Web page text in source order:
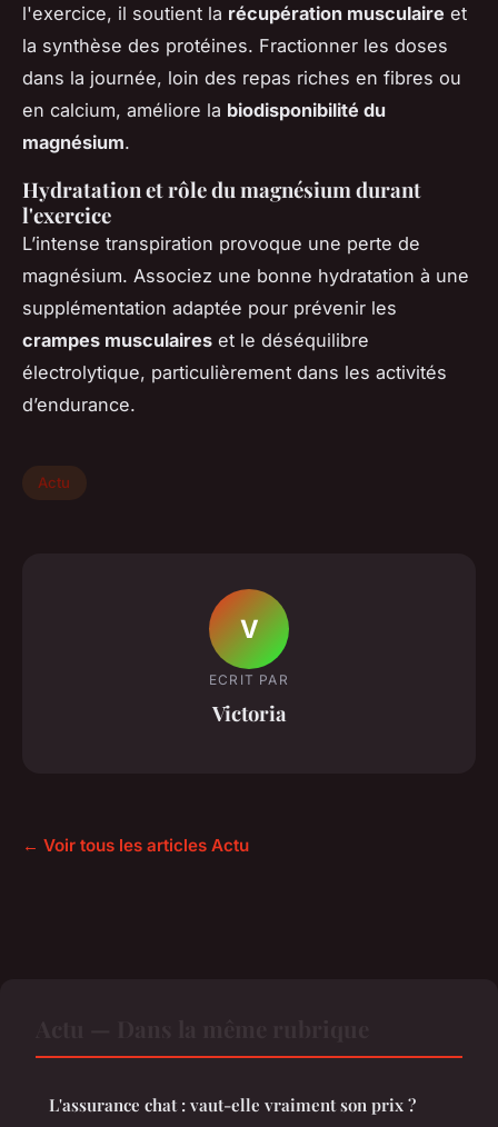
l'exercice, il soutient la récupération musculaire et
la synthèse des protéines. Fractionner les doses
dans la journée, loin des repas riches en fibres ou
en calcium, améliore la biodisponibilité du
magnésium.
Hydratation et rôle du magnésium durant
l'exercice
L’intense transpiration provoque une perte de
magnésium. Associez une bonne hydratation à une
supplémentation adaptée pour prévenir les
crampes musculaires et le déséquilibre
électrolytique, particulièrement dans les activités
d’endurance.
Actu
V
ECRIT PAR
Victoria
← Voir tous les articles Actu
L'assurance chat : vaut-elle vraiment son prix ?